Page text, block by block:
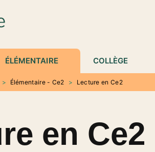
ÉLÉMENTAIRE COLLÈGE
> Élémentaire - Ce2 > Lecture en Ce2
en Ce2